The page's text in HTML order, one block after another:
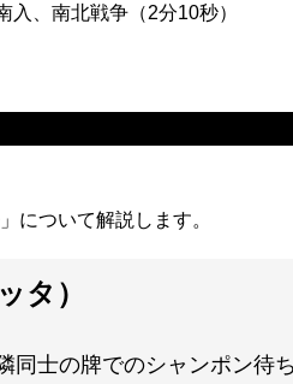
入、南北戦争（2分10秒）
について解説します。
タ）
同士の牌でのシャンポン待